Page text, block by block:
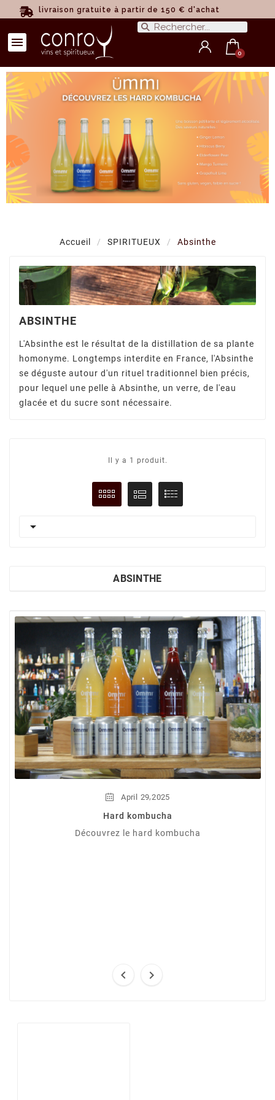
livraison gratuite à partir de 150 € d'achat
Accueil SPIRITUEUX Absinthe
ABSINTHE
L'Absinthe est le résultat de la distillation de sa plante
homonyme. Longtemps interdite en France, l'Absinthe
se déguste autour d'un rituel traditionnel bien précis,
pour lequel une pelle à Absinthe, un verre, de l'eau
glacée et du sucre sont nécessaire.
Il y a 1 produit.

ABSINTHE
April 29,2025
Hard kombucha
Découvrez le hard kombucha
 